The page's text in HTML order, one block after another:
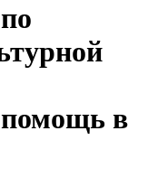
помощь в